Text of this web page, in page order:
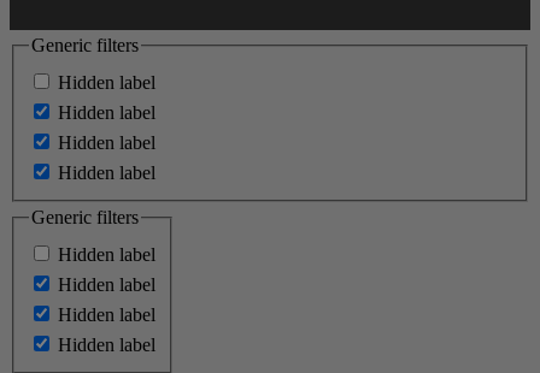
Generic filters
Hidden label
Hidden label
Hidden label
Hidden label
Generic filters
Hidden label
Hidden label
Hidden label
Hidden label